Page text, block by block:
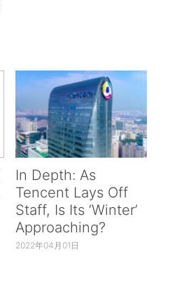
In Depth: As
Tencent Lays Off
Staff, Is Its ‘Winter’
Approaching?
2022年04月01日